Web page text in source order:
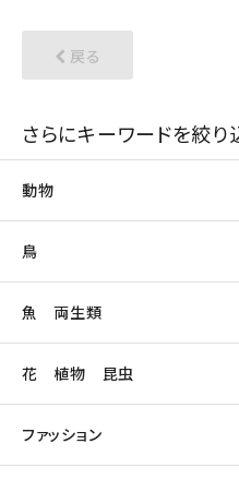
戻る
さらにキーワードを絞り
動物
鳥
魚 両生類
花 植物 昆虫
ファッション